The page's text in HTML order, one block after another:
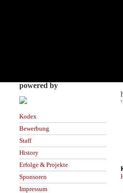
powered by
Kodex
Bewerbung
Staff
History
Erfolge & Projekte
Sponsoren
Impressum